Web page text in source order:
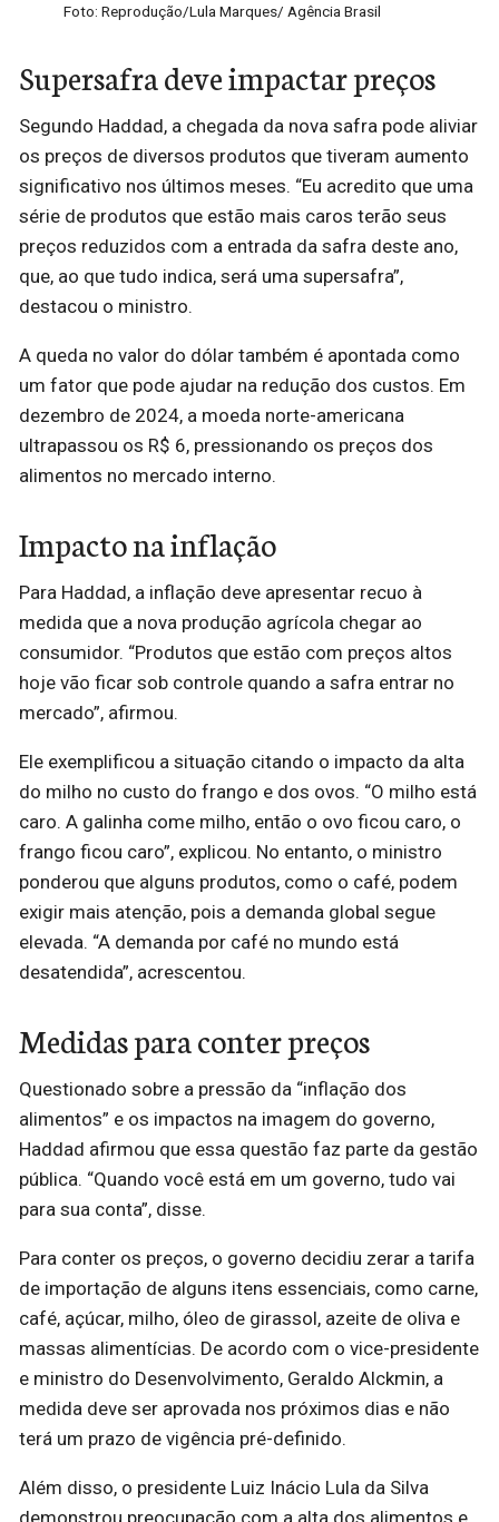
Foto: Reprodução/Lula Marques/ Agência Brasil
Supersafra deve impactar preços
Segundo Haddad, a chegada da nova safra pode aliviar
os preços de diversos produtos que tiveram aumento
significativo nos últimos meses. “Eu acredito que uma
série de produtos que estão mais caros terão seus
preços reduzidos com a entrada da safra deste ano,
que, ao que tudo indica, será uma supersafra”,
destacou o ministro.
A queda no valor do dólar também é apontada como
um fator que pode ajudar na redução dos custos. Em
dezembro de 2024, a moeda norte-americana
ultrapassou os R$ 6, pressionando os preços dos
alimentos no mercado interno.
Impacto na inflação
Para Haddad, a inflação deve apresentar recuo à
medida que a nova produção agrícola chegar ao
consumidor. “Produtos que estão com preços altos
hoje vão ficar sob controle quando a safra entrar no
mercado”, afirmou.
Ele exemplificou a situação citando o impacto da alta
do milho no custo do frango e dos ovos. “O milho está
caro. A galinha come milho, então o ovo ficou caro, o
frango ficou caro”, explicou. No entanto, o ministro
ponderou que alguns produtos, como o café, podem
exigir mais atenção, pois a demanda global segue
elevada. “A demanda por café no mundo está
desatendida”, acrescentou.
Medidas para conter preços
Questionado sobre a pressão da “inflação dos
alimentos” e os impactos na imagem do governo,
Haddad afirmou que essa questão faz parte da gestão
pública. “Quando você está em um governo, tudo vai
para sua conta”, disse.
Para conter os preços, o governo decidiu zerar a tarifa
de importação de alguns itens essenciais, como carne,
café, açúcar, milho, óleo de girassol, azeite de oliva e
massas alimentícias. De acordo com o vice-presidente
e ministro do Desenvolvimento, Geraldo Alckmin, a
medida deve ser aprovada nos próximos dias e não
terá um prazo de vigência pré-definido.
Além disso, o presidente Luiz Inácio Lula da Silva
demonstrou preocupação com a alta dos alimentos e